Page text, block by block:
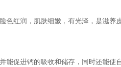
色红润，肌肤细嫩，有光泽，是滋养
促进钙的吸收和储存，同时还能使